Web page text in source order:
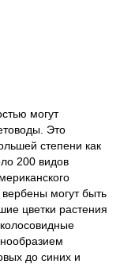
могут
Это
степени как
200 видов
вербены могут быть
цветки растения
до синих и